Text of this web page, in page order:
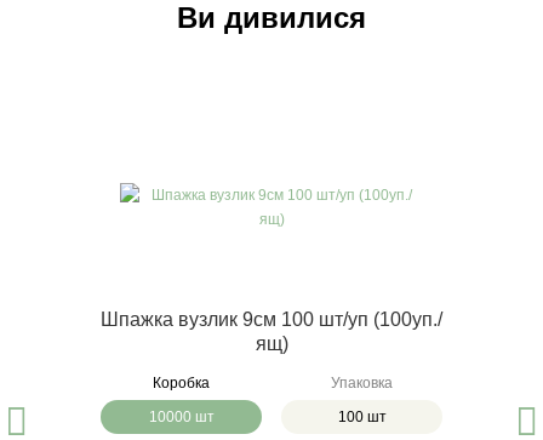
Ви дивилися
Шпажка вузлик 9см 100 шт/уп (100уп./
ящ)
Коробка
10000 шт
Упаковка
100 шт